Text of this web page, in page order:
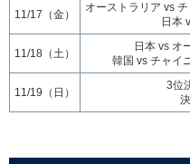
11/17（金）
オーストラリア vs
日本
11/18（土）
日本 vs オ
韓国 vs チャイ
11/19（日）
3位